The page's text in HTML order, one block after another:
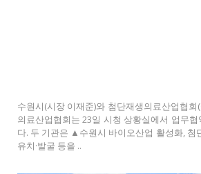
수원시(시장 이재준)와 첨단재생의료산업협
의료산업협회는 23일 시청 상황실에서 업무
다. 두 기관은 ▲수원시 바이오산업 활성화,
유치·발굴 등을 ..